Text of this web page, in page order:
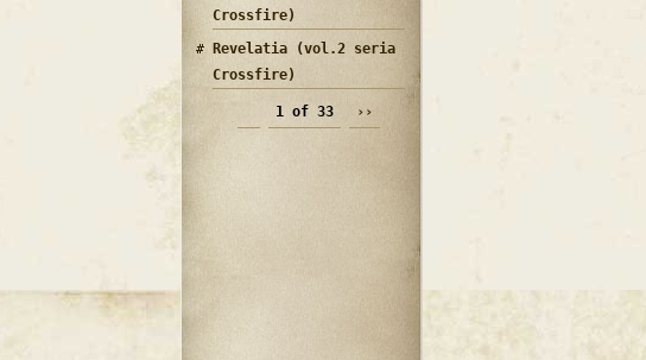
Crossfire)
Revelatia (vol.2 seria
Crossfire)
1 of 33 ››